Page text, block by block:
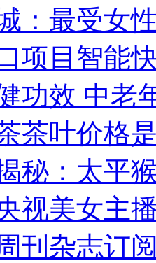
：最受女
项目智能
功效 中老
茶叶价格
秘：太平
视美女主
刊杂志订